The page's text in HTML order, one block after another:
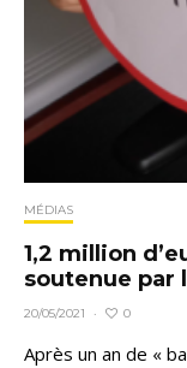
MÉDIAS
1,2 million
soutenue par
20/05/2021 · 0
Après un an de «